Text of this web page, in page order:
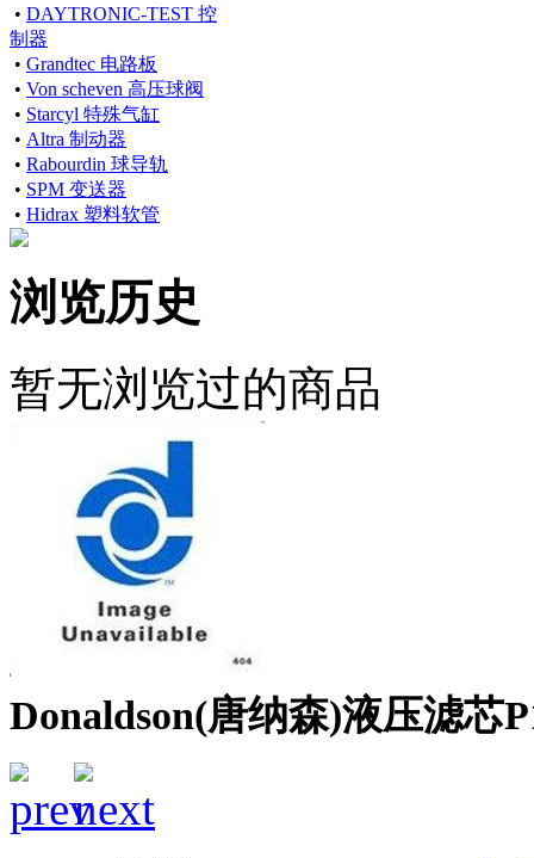
• DAYTRONIC-TEST 控
制器
• Grandtec 电路板
• Von scheven 高压球阀
• Starcyl 特殊气缸
• Altra 制动器
• Rabourdin 球导轨
• SPM 变送器
• Hidrax 塑料软管
浏览历史
暂无浏览过的商品
Donaldson(唐纳森)液压滤芯